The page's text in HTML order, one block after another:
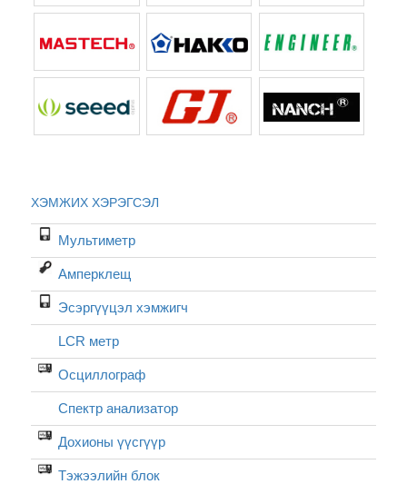
ХЭМЖИХ ХЭРЭГСЭЛ
Мультиметр
Амперклещ
Эсэргүүцэл хэмжигч
LCR метр
Осциллограф
Спектр анализатор
Дохионы үүсгүүр
Тэжээлийн блок